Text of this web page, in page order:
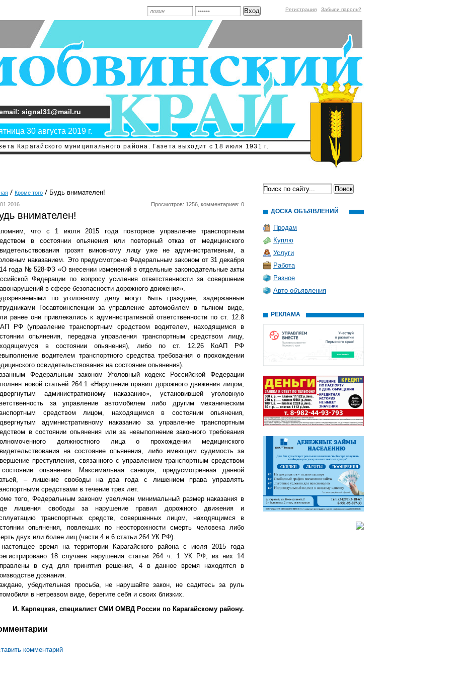
Регистрация Забыли пароль?
Карагайского муниципального района. Газета выходит с 18 июля 1931 г.
30 августа 2019 г.
signal31@mail.ru
Кроме того Будь внимателен!
Просмотров: 1256, комментариев: 0
внимателен!
что с 1 июля 2015 года повторное управление транспортным
в состоянии опьянения или повторный отказ от медицинского
грозят виновному лицу уже не административным, а
наказанием. Это предусмотрено Федеральным законом от 31 декабря
года № 528-ФЗ «О внесении изменений в отдельные законодательные акты
Федерации по вопросу усиления ответственности за совершение
в сфере безопасности дорожного движения».
по уголовному делу могут быть граждане, задержанные
Госавтоинспекции за управление автомобилем в пьяном виде,
ранее они привлекались к административной ответственности по ст. 12.8
РФ (управление транспортным средством водителем, находящимся в
опьянения, передача управления транспортным средством лицу,
в состоянии опьянения), либо по ст. 12.26 КоАП РФ
водителем транспортного средства требования о прохождении
освидетельствования на состояние опьянения).
Федеральным законом Уголовный кодекс Российской Федерации
новой статьей 264.1 «Нарушение правил дорожного движения лицом,
административному наказанию», установившей уголовную
за управление автомобилем либо другим механическим
средством лицом, находящимся в состоянии опьянения,
административному наказанию за управление транспортным
в состоянии опьянения или за невыполнение законного требования
должностного лица о прохождении медицинского
на состояние опьянения, либо имеющим судимость за
преступления, связанного с управлением транспортным средством
опьянения. Максимальная санкция, предусмотренная данной
– лишение свободы на два года с лишением права управлять
средствами в течение трех лет.
того, Федеральным законом увеличен минимальный размер наказания в
лишения свободы за нарушение правил дорожного движения и
транспортных средств, совершенных лицом, находящимся в
опьянения, повлекших по неосторожности смерть человека либо
двух или более лиц (части 4 и 6 статьи 264 УК РФ).
время на территории Карагайского района с июля 2015 года
18 случаев нарушения статьи 264 ч. 1 УК РФ, из них 14
в суд для принятия решения, 4 в данное время находятся в
дознания.
убедительная просьба, не нарушайте закон, не садитесь за руль
в нетрезвом виде, берегите себя и своих близких.
И. Карпецкая, специалист СМИ ОМВД России по Карагайскому району.
комментарий
ДОСКА ОБЪЯВЛЕНИЙ
Продам
Куплю
Услуги
Работа
Разное
Авто-объявления
РЕКЛАМА